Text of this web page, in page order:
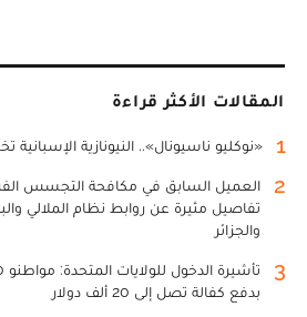
المقالات الأكثر قراءة
1 «نوكليو ناسيونال».. النيونازية الإسبانية
2
العميل السابق في مكافحة التجسس
تفاصيل مثيرة عن روابط نظام الملالي
والجزائر
3
بدفع كفالة تصل إلى 20 ألف دولار